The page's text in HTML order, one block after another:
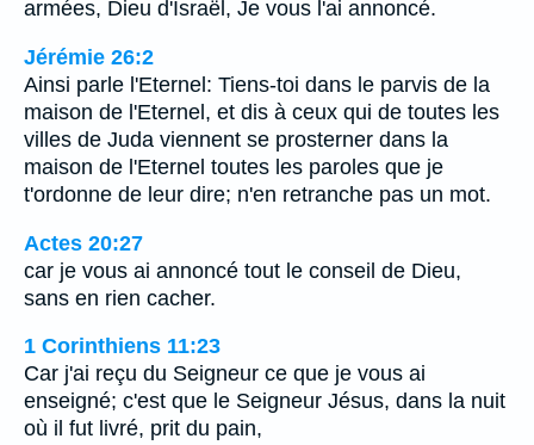
armées, Dieu d'Israël, Je vous l'ai annoncé.
Jérémie 26:2
Ainsi parle l'Eternel: Tiens-toi dans le parvis de la
maison de l'Eternel, et dis à ceux qui de toutes les
villes de Juda viennent se prosterner dans la
maison de l'Eternel toutes les paroles que je
t'ordonne de leur dire; n'en retranche pas un mot.
Actes 20:27
car je vous ai annoncé tout le conseil de Dieu,
sans en rien cacher.
1 Corinthiens 11:23
Car j'ai reçu du Seigneur ce que je vous ai
enseigné; c'est que le Seigneur Jésus, dans la nuit
où il fut livré, prit du pain,